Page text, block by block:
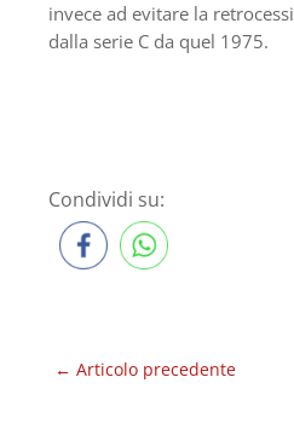
invece ad evitare la
dalla serie C da quel 1975.
Condividi su:
← Articolo precedente